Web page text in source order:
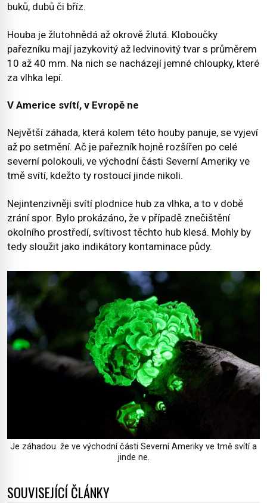
buků, dubů či bříz.
Houba je žlutohnědá až okrově žlutá. Kloboučky
pařezníku mají jazykovitý až ledvinovitý tvar s průměrem
10 až 40 mm. Na nich se nacházejí jemné chloupky, které
za vlhka lepí.
V Americe svítí, v Evropě ne
Největší záhada, která kolem této houby panuje, se vyjeví
až po setmění. Ač je pařezník hojně rozšířen po celé
severní polokouli, ve východní části Severní Ameriky ve
tmě svítí, kdežto ty rostoucí jinde nikoli.
Nejintenzivněji svítí plodnice hub za vlhka, a to v době
zrání spor. Bylo prokázáno, že v případě znečištění
okolního prostředí, svítivost těchto hub klesá. Mohly by
tedy sloužit jako indikátory kontaminace půdy.
Je záhadou. že ve východní části Severní Ameriky ve tmě svítí a
jinde ne.
SOUVISEJÍCÍ ČLÁNKY